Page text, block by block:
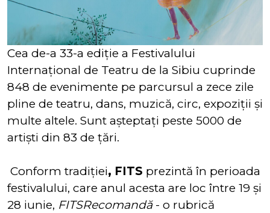
Cea de-a 33-a ediţie a Festivalului
Internaţional de Teatru de la Sibiu cuprinde
848 de evenimente pe parcursul a zece zile
pline de teatru, dans, muzică, circ, expoziţii şi
multe altele. Sunt aşteptaţi peste 5000 de
artişti din 83 de ţări.
Conform tradiției, FITS prezintă în perioada
festivalului, care anul acesta are loc între 19 și
28 iunie, FITSRecomandă- o rubrică